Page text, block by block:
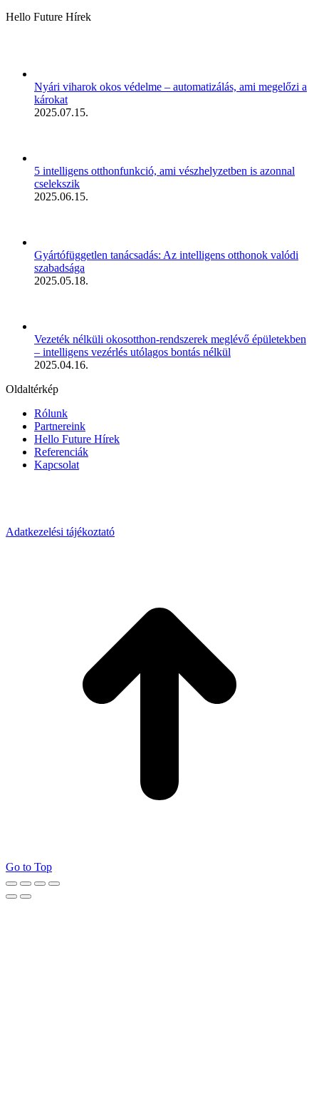
Hello Future Hírek
Nyári viharok okos védelme – automatizálás, ami megelőzi a
károkat
2025.07.15.
5 intelligens otthonfunkció, ami vészhelyzetben is azonnal
cselekszik
2025.06.15.
Gyártófüggetlen tanácsadás: Az intelligens otthonok valódi
szabadsága
2025.05.18.
Vezeték nélküli okosotthon-rendszerek meglévő épületekben
– intelligens vezérlés utólagos bontás nélkül
2025.04.16.
Oldaltérkép
Rólunk
Partnereink
Hello Future Hírek
Referenciák
Kapcsolat
Adatkezelési tájékoztató
Go to Top